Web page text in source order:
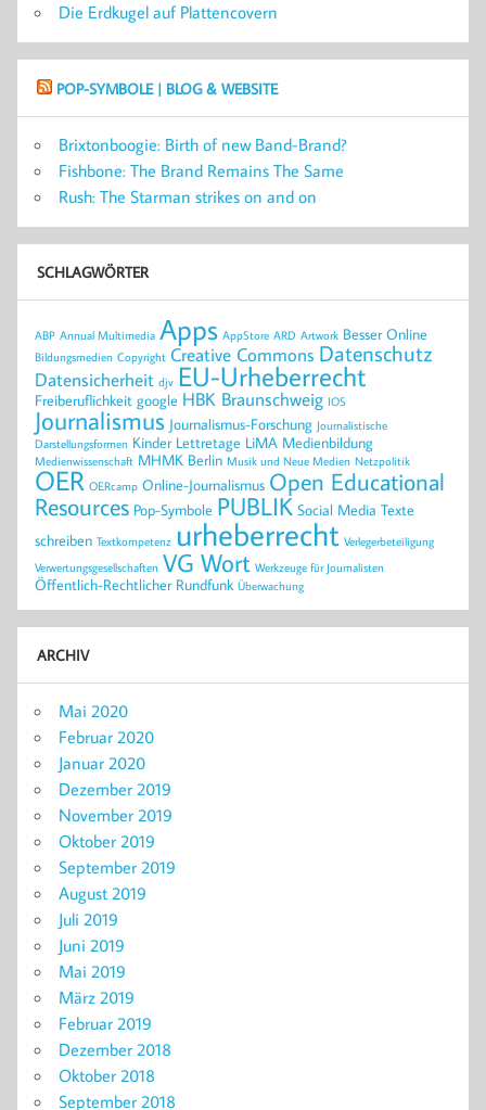
Die Erdkugel auf Plattencovern
POP-SYMBOLE | BLOG & WEBSITE
Brixtonboogie: Birth of new Band-Brand?
Fishbone: The Brand Remains The Same
Rush: The Starman strikes on and on
SCHLAGWÖRTER
ABP Annual Multimedia Apps AppStore ARD Artwork Besser Online
Bildungsmedien Copyright Creative Commons Datenschutz
Datensicherheit djv EU-Urheberrecht
Freiberuflichkeit google HBK Braunschweig IOS
Journalismus Journalismus-Forschung Journalistische
Darstellungsformen Kinder Lettretage LiMA Medienbildung
Medienwissenschaft MHMK Berlin Musik und Neue Medien Netzpolitik
OER OERcamp Online-Journalismus Open Educational
Resources Pop-Symbole PUBLIK Social Media Texte
schreiben Textkompetenz urheberrecht Verlegerbeteiligung
Verwertungsgesellschaften VG Wort Werkzeuge für Journalisten
Öffentlich-Rechtlicher Rundfunk Überwachung
ARCHIV
Mai 2020
Februar 2020
Januar 2020
Dezember 2019
November 2019
Oktober 2019
September 2019
August 2019
Juli 2019
Juni 2019
Mai 2019
März 2019
Februar 2019
Dezember 2018
Oktober 2018
September 2018